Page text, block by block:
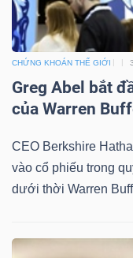
CHỨNG KHOÁN THẾ GIỚI
Greg Abel bắt
của Warren
CEO Berkshire
vào cổ phiếu trong
dưới thời Warren
YẾU
TIÊU
THIẾT
YẾU